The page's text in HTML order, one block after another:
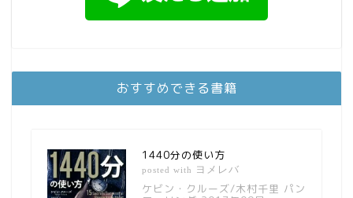
おすすめできる書籍
1440分の使い方
posted with ヨメレバ
ケビン・クルーズ/木村千里 パン